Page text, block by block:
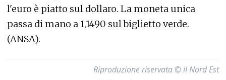
l'euro è piatto sul dollaro. La moneta unica
passa di mano a 1,1490 sul biglietto verde.
(ANSA).
Riproduzione riservata © il Nord Est